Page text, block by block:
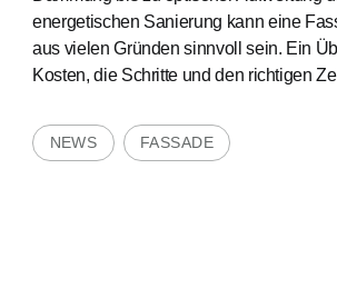
energetischen Sanierung kann eine
aus vielen Gründen sinnvoll sein. Ein
Kosten, die Schritte und den richtigen
NEWS FASSADE